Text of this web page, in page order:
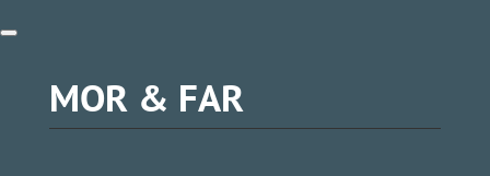
MOR & FAR